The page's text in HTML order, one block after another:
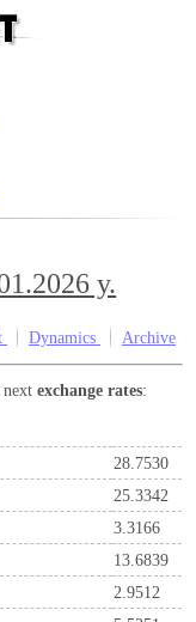
y.
Dynamics Archive
nextexchange rates:
28.7530
25.3342
3.3166
13.6839
2.9512